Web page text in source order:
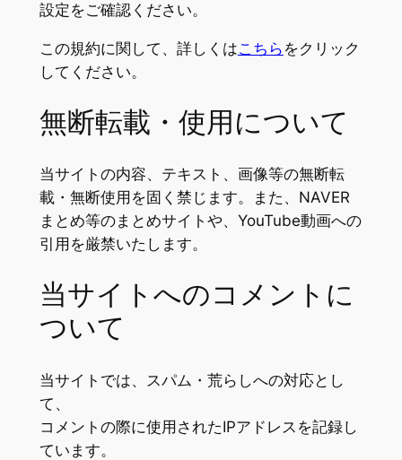
設定をご確認ください。
この規約に関して、詳しくはこちら をクリック
してください。
無断転載・使用について
当サイトの内容、テキスト、画像等の無断転
載・無断使用を固く禁じます。また、NAVER
まとめ等のまとめサイトや、YouTube動画への
引用を厳禁いたします。
当サイトへのコメントに
ついて
当サイトでは、スパム・荒らしへの対応とし
て、
コメントの際に使用されたIPアドレスを記録し
ています。